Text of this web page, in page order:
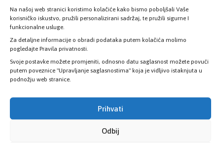
Na našoj web stranici koristimo kolačiće kako bismo poboljšali Vaše
korisničko iskustvo, pružili personalizirani sadržaj, te pružili sigurne I
funkcionalne usluge.
Za detaljne informacije o obradi podataka putem kolačića molimo
pogledajte Pravila privatnosti.
Svoje postavke možete promjeniti, odnosno datu saglasnost možete povući
putem poveznice "Upravljanje saglasnostima" koja je vidljivo istaknjuta u
podnožju web stranice.
Prihvati
Odbij
Pišite nam
info@kzzosa.ba
Pronađite nas
Ložionička br.2, 71 000 Sarajevo
Radno vrijeme
08:00h - 16:00h